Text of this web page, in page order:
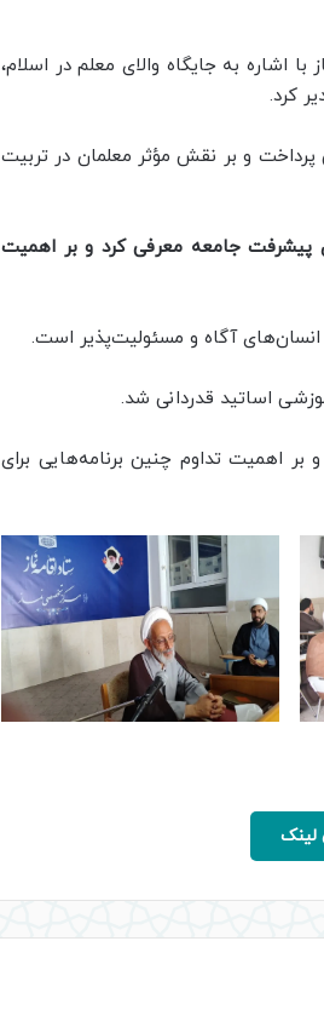
به جایگاه والای معلم در اسلام،
کرد.
پرداخت و بر نقش مؤثر معلمان در تربیت
پیشرفت جامعه معرفی کرد و بر اهمیت
انسان‌های آگاه و مسئولیت‌پذیر است.
اساتید قدردانی شد.
بر اهمیت تداوم چنین برنامه‌هایی برای
لینک